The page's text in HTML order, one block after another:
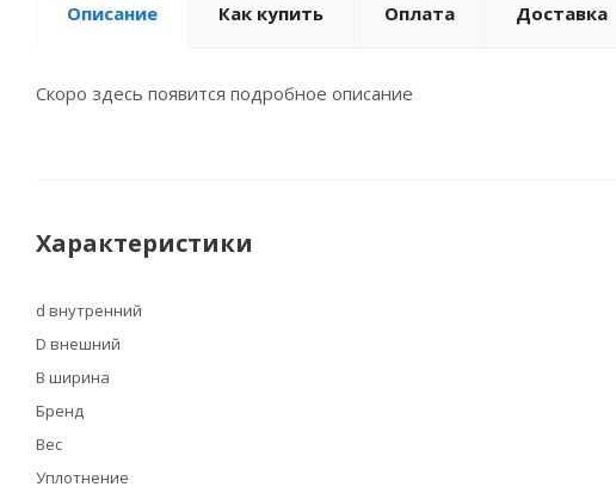
Описание Как купить Оплата Доставка
Скоро здесь появится подробное описание
Характеристики
d внутренний
D внешний
B ширина
Бренд
Вес
Уплотнение